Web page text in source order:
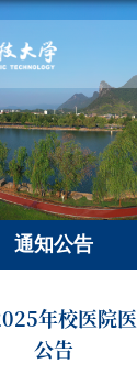
通知公告
年校医院
公告